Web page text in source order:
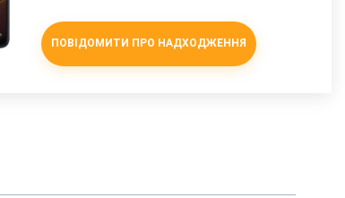
ПОВІДОМИТИ ПРО НАДХОДЖЕННЯ